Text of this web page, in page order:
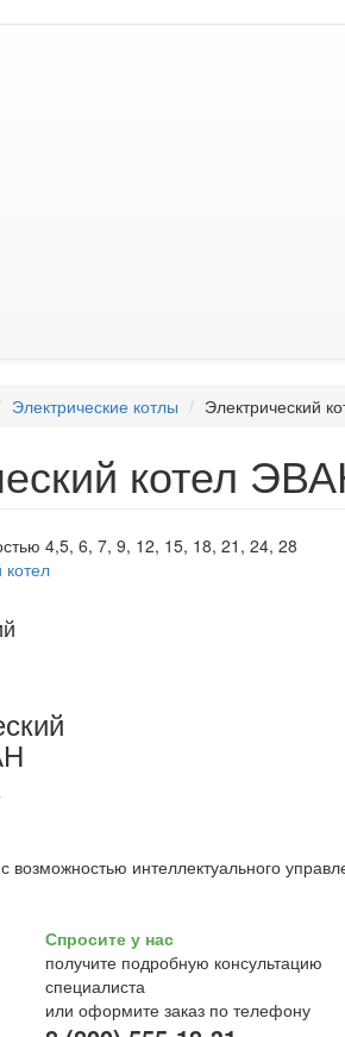
Электрические котлы Электрический
котел
4,5, 6, 7, 9, 12, 15, 18, 21, 24, 28
возможностью интеллектуального
Спросите у нас
получите подробную консультацию
специалиста
или оформите заказ по телефону